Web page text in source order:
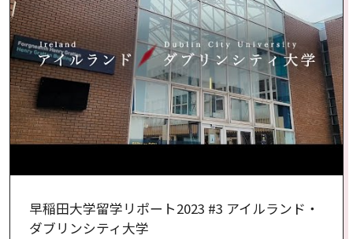
早稲田大学留学リポート2023 #3 アイルランド・
ダブリンシティ大学